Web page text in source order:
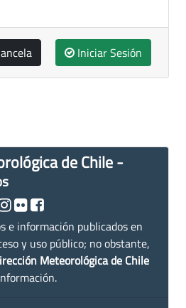
Iniciar Sesión
de Chile -
e información publicados en
y uso público; no obstante,
Meteorológica de Chile